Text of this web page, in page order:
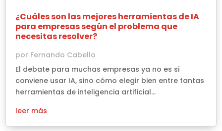
¿Cuáles son las mejores herramientas de IA
para empresas según el problema que
necesitas resolver?
por Fernando Cabello
El debate para muchas empresas ya no es si
conviene usar IA, sino cómo elegir bien entre tantas
herramientas de inteligencia artificial...
leer más